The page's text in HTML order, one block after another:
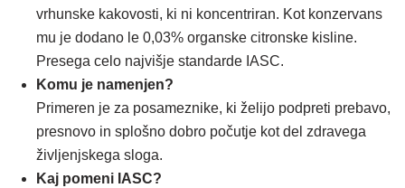
vrhunske kakovosti, ki ni koncentriran. Kot konzervans
mu je dodano le 0,03% organske citronske kisline.
Presega celo najvišje standarde IASC.
Komu je namenjen?
Primeren je za posameznike, ki želijo podpreti prebavo,
presnovo in splošno dobro počutje kot del zdravega
življenjskega sloga.
Kaj pomeni IASC?